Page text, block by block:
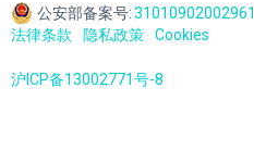
公安部备案号:31010902002961
法律条款
隐私政策 Cookies
沪ICP备13002771号-8